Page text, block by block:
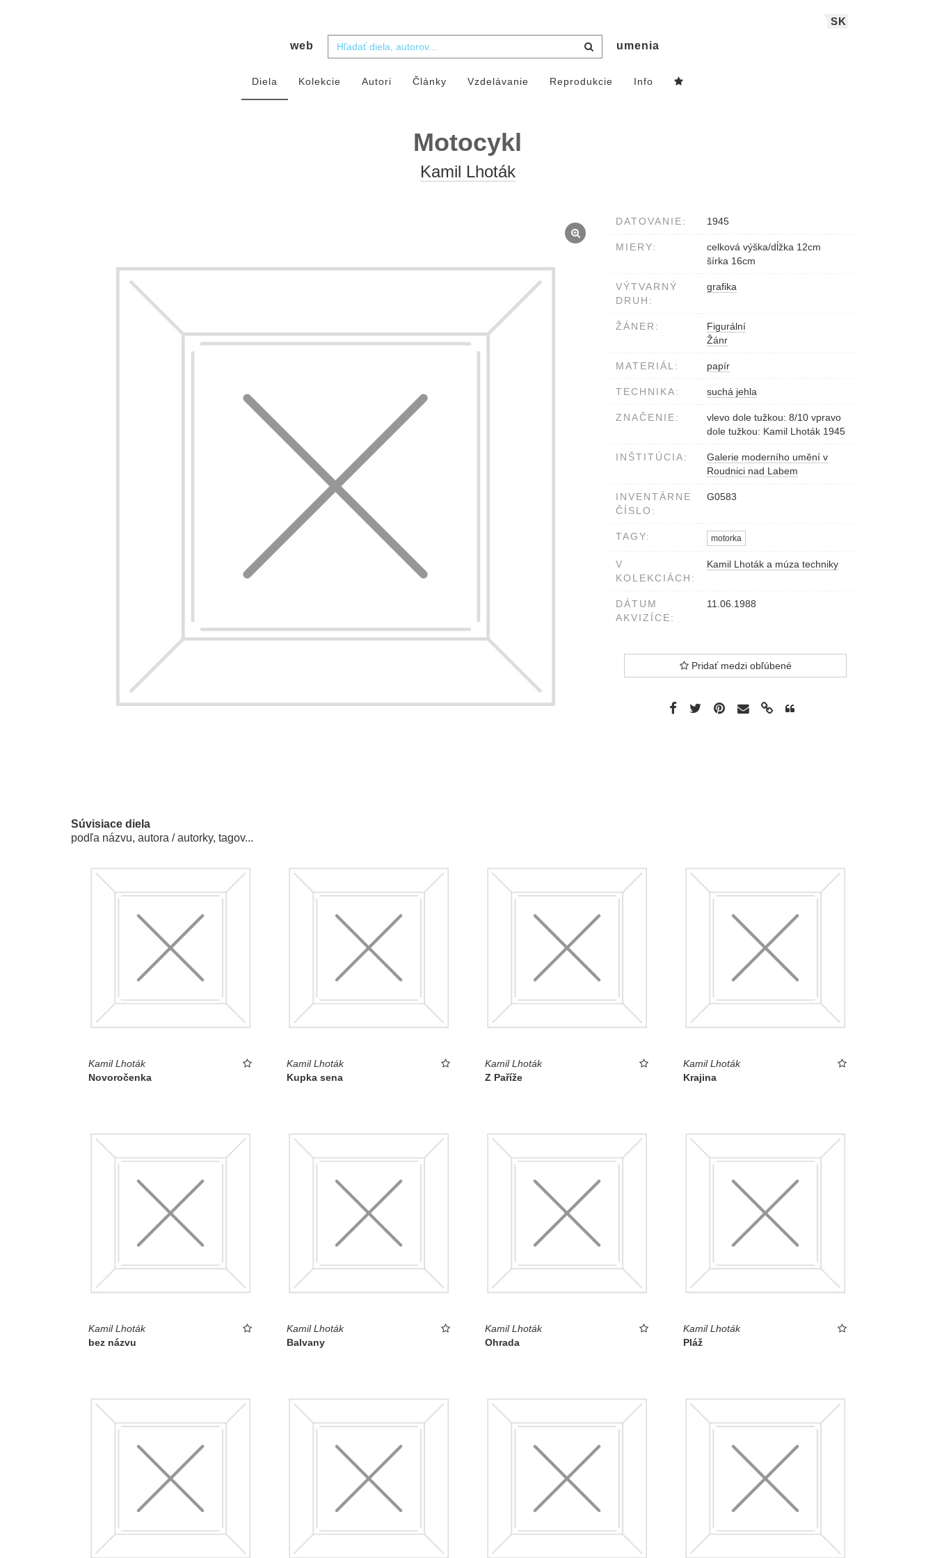
SK
web umenia
Diela Kolekcie Autori Články Vzdelávanie Reprodukcie Info
Motocykl
Kamil Lhoták
DATOVANIE: 1945
MIERY:
celková výška/dĺžka 12cm
šírka 16cm
VÝTVARNÝ
DRUH:
grafika
ŽÁNER:
Figurální
Žánr
MATERIÁL: papír
TECHNIKA: suchá jehla
ZNAČENIE:
vlevo dole tužkou: 8/10 vpravo
dole tužkou: Kamil Lhoták 1945
INŠTITÚCIA:
Galerie moderního umění v
Roudnici nad Labem
INVENTÁRNE
ČÍSLO:
G0583
TAGY: motorka
V
KOLEKCIÁCH:
Kamil Lhoták a múza techniky
DÁTUM
AKVIZÍCE:
11.06.1988
Pridať medzi obľúbené
Súvisiace diela
podľa názvu, autora / autorky, tagov...
Kamil Lhoták
Novoročenka
Kamil Lhoták
Kupka sena
Kamil Lhoták
Z Paříže
Kamil Lhoták
Krajina
Kamil Lhoták
bez názvu
Kamil Lhoták
Balvany
Kamil Lhoták
Ohrada
Kamil Lhoták
Pláž